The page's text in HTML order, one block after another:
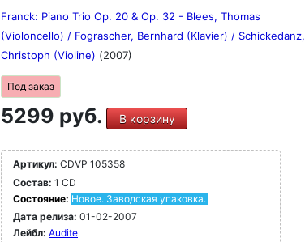
Franck: Piano Trio Op. 20 & Op. 32 - Blees, Thomas
(Violoncello) / Fograscher, Bernhard (Klavier) / Schickedanz,
Christoph (Violine) (2007)
Под заказ
5299 руб. В корзину
Артикул: CDVP 105358
Состав: 1 CD
Состояние: Новое. Заводская упаковка.
Дата релиза: 01-02-2007
Лейбл: Audite